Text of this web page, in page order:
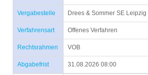
Vergabestelle Drees & Sommer SE
Verfahrensart Offenes Verfahren
Rechtsrahmen VOB
Abgabefrist 31.08.2026 08:00